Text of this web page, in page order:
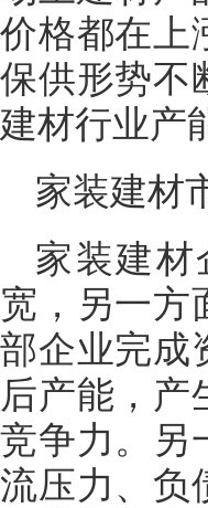
价格都在上
保供形势不
建材行业产
家装建材
家装建
宽，另一方
部企业完成
后产能，产
竞争力。另
流压力、负